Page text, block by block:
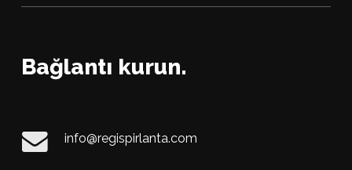
Bağlantı kurun.
info@regispirlanta.com